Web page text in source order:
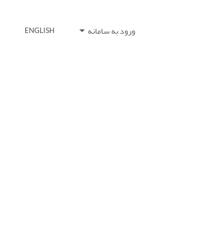
ورود به سامانه ENGLISH